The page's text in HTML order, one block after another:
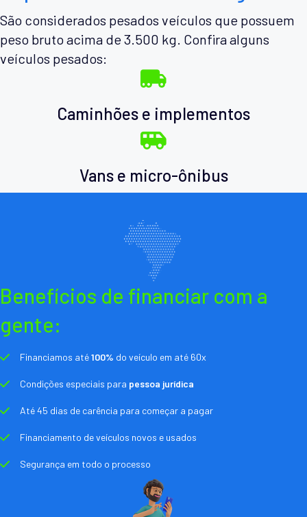
São considerados pesados veículos que possuem
peso bruto acima de 3.500 kg. Confira alguns
veículos pesados:
Caminhões e implementos
Vans e micro-ônibus
Benefícios de financiar com a
gente:
Financiamos até100% do veículo em até 60x
Condições especiais para pessoa jurídica
Até 45 dias de carência para começar a pagar
Financiamento de veículos novos e usados
Segurança em todo o processo